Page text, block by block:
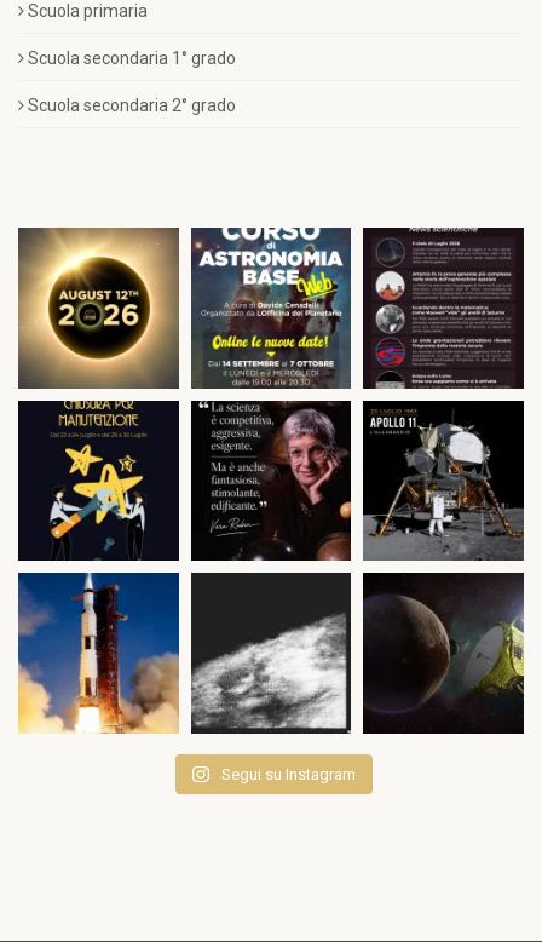
Scuola primaria
Scuola secondaria 1° grado
Scuola secondaria 2° grado
Segui su Instagram